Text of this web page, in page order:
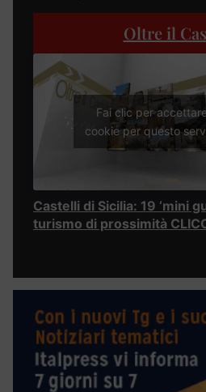
Oltre il
Fai clic per
cookie per questo
Castelli di Sicilia: 19 ‘mini
turismo di prossimità